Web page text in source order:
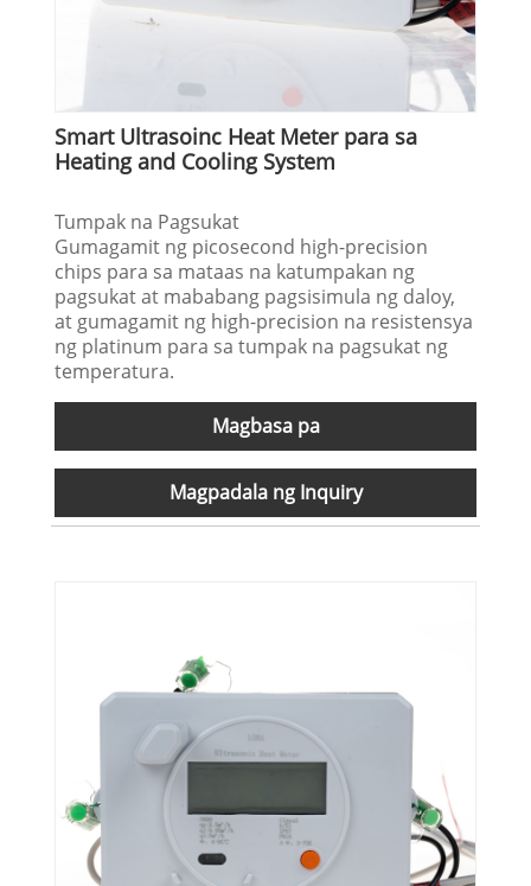
Smart Ultrasoinc Heat Meter para sa
Heating and Cooling System
Tumpak na Pagsukat
Gumagamit ng picosecond high-precision
chips para sa mataas na katumpakan ng
pagsukat at mababang pagsisimula ng daloy,
at gumagamit ng high-precision na resistensya
ng platinum para sa tumpak na pagsukat ng
temperatura.
Magbasa pa
Magpadala ng Inquiry